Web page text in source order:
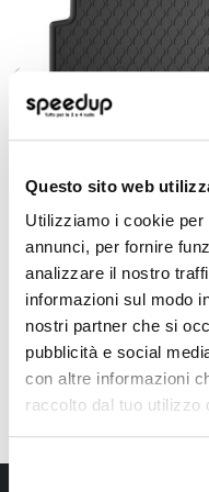
Questo sito web
Utilizziamo i cookie
annunci, per fornire
analizzare il nostro
informazioni sul modo
nostri partner che si
pubblicità e social
con altre informazioni
raccolto dal tuo utilizzo
Vasca baule su
LAMPA
Prezzo
speciale
64,35 € -33%
Spedizione gratuita!